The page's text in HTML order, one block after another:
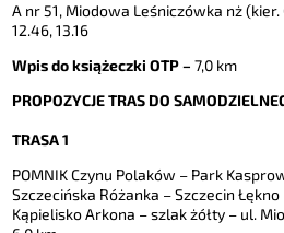
A nr 51, Miodowa Leśniczówka nż (kier.
12.46, 13.16
Wpis do książeczki OTP –7,0 km
PROPOZYCJE TRAS DO
TRASA 1
POMNIK Czynu Polaków – Park
Szczecińska Różanka – Szczecin
Kąpielisko Arkona – szlak żółty – ul.